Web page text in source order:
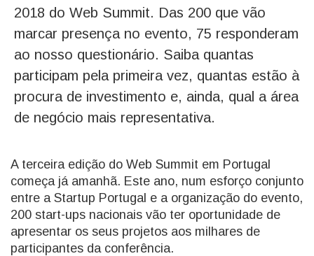
2018 do Web Summit. Das 200 que vão
marcar presença no evento, 75 responderam
ao nosso questionário. Saiba quantas
participam pela primeira vez, quantas estão à
procura de investimento e, ainda, qual a área
de negócio mais representativa.
A terceira edição do Web Summit em Portugal
começa já amanhã. Este ano, num esforço conjunto
entre a Startup Portugal e a organização do evento,
200 start-ups nacionais vão ter oportunidade de
apresentar os seus projetos aos milhares de
participantes da conferência.